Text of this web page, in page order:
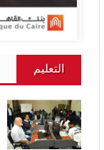
التعليم